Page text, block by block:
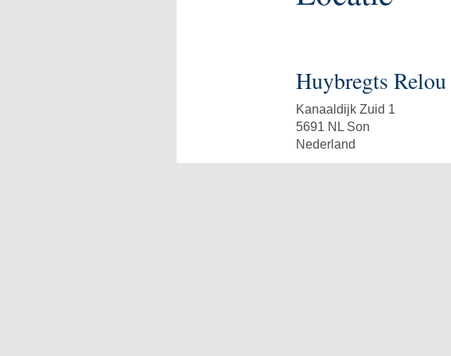
Huybregts Relou
Kanaaldijk Zuid 1
5691 NL Son
Nederland